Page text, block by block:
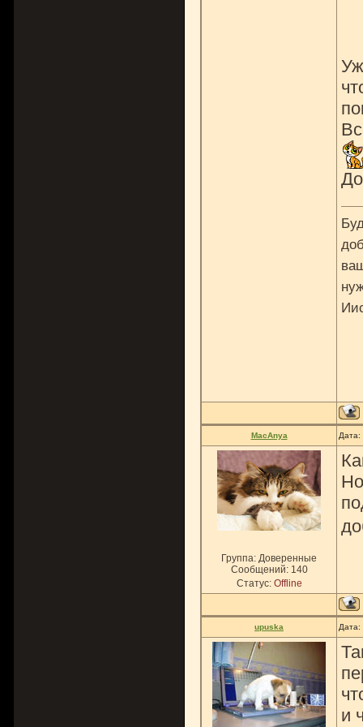
MacAnya
Группа: Доверенные
Сообщений: 140
Статус: Offline
upuska
и